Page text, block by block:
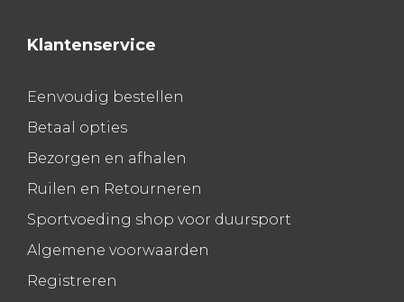
Klantenservice
Eenvoudig bestellen
Betaal opties
Bezorgen en afhalen
Ruilen en Retourneren
Sportvoeding shop voor duursport
Algemene voorwaarden
Registreren